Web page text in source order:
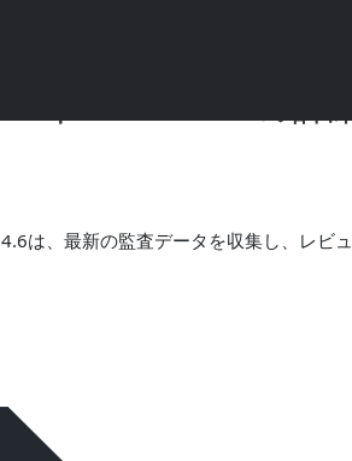
ート2024 3.4.6の詳細
は、最新の監査データを収集し、レビ